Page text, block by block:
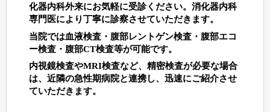
化器内科外来にお気軽に受診ください。消化器内科
専⾨医により丁寧に診察させていただきます。
当院では⾎液検査・腹部レントゲン検査・腹部エコ
ー検査・腹部CT検査等が可能です。
内視鏡検査やMRI検査など、精密検査が必要な場合
は、近隣の急性期病院と連携し、迅速にご紹介させ
ていただきます。